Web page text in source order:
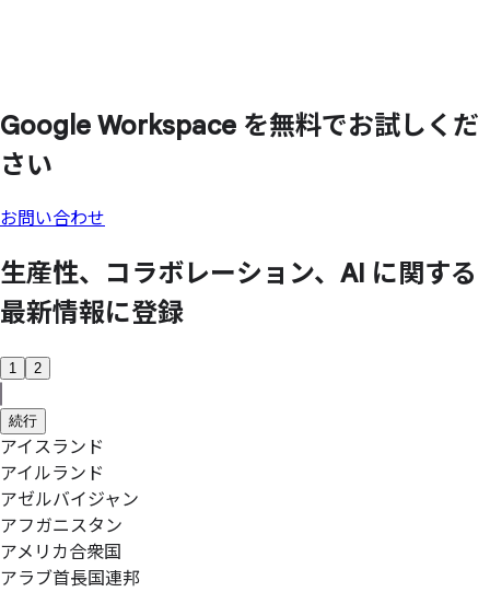
Google Workspace を無料でお試しくだ
さい
お問い合わせ
生産性、 コラボレーション、 AI に 関する
最新情報に登録
1 2
続行
アイスランド
アイルランド
アゼルバイジャン
アフガニスタン
アメリカ合衆国
アラブ首長国連邦